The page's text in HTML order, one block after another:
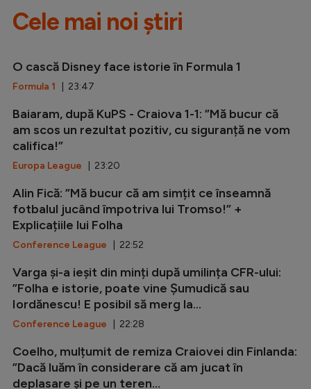
Cele mai noi știri
O cască Disney face istorie în Formula 1
Formula 1 | 23:47
Baiaram, după KuPS - Craiova 1-1: ”Mă bucur că
am scos un rezultat pozitiv, cu siguranță ne vom
califica!”
Europa League | 23:20
Alin Fică: ”Mă bucur că am simțit ce înseamnă
fotbalul jucând împotriva lui Tromso!” +
Explicațiile lui Folha
Conference League | 22:52
Varga și-a ieșit din minți după umilința CFR-ului:
”Folha e istorie, poate vine Șumudică sau
Iordănescu! E posibil să merg la...
Conference League | 22:28
Coelho, mulțumit de remiza Craiovei din Finlanda:
”Dacă luăm în considerare că am jucat în
deplasare și pe un teren...